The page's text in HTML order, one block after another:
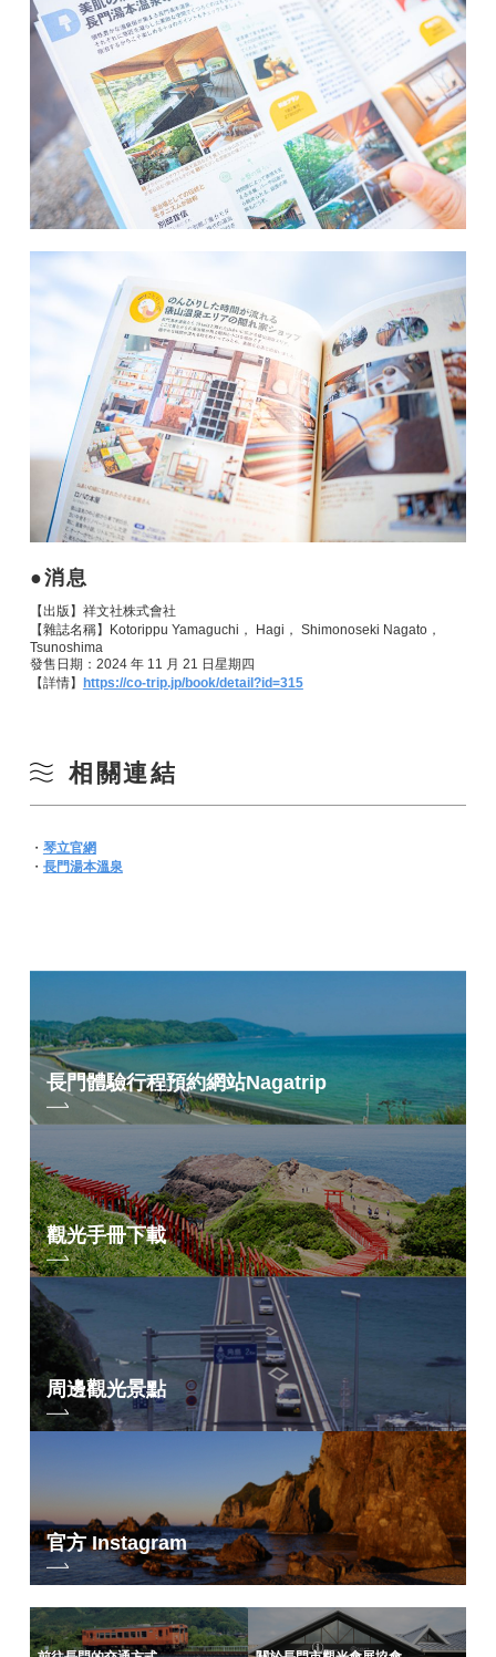
消息
【出版】祥文社株式會社
【雜誌名稱】Kotorippu Yamaguchi， Hagi， Shimonoseki Nagato，
Tsunoshima
發售日期：2024 年 11 月 21 日星期四
【詳情】 https://co-trip.jp/book/detail?id=315
相關連結
・ 琴立官網
・ 長門湯本溫泉
長門體驗行程預約網站Nagatrip
觀光手冊下載
周邊觀光景點
官方 Instagram